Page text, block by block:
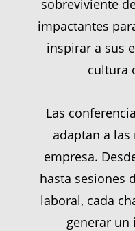
sobreviviente
impactantes
inspirar a sus
cultura
Las
adaptan a las
empresa.
hasta sesiones
laboral, cada
generar un